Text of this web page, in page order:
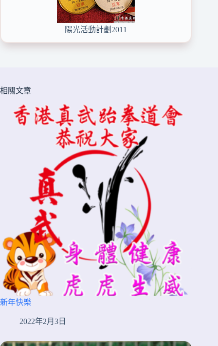
陽光活動計劃2011
相關文章
新年快樂
2022年2月3日